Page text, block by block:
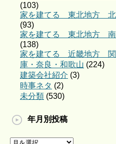
(103)
家を建てる 東北地方 北
(93)
家を建てる 東北地方
(138)
家を建てる 近畿地方
庫・奈良・和歌山 (224)
建築会社紹介 (3)
時事ネタ (2)
未分類 (530)
年月別投稿